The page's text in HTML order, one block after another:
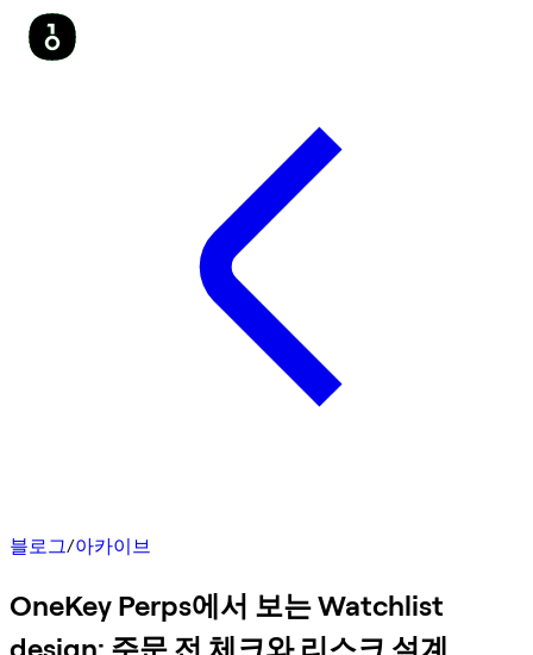
블로그/아카이브
OneKey Perps에서 보는 Watchlist